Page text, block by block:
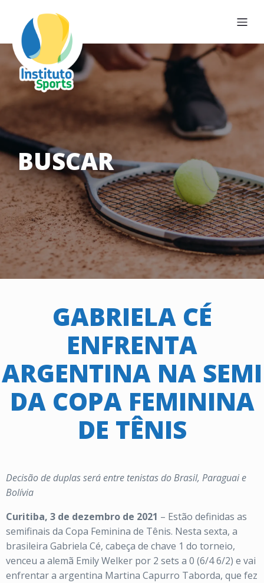
BUSCAR
GABRIELA CÉ
ENFRENTA
ARGENTINA NA SEMI
DA COPA FEMININA
DE TÊNIS
Decisão de duplas será entre tenistas do Brasil, Paraguai e
Bolívia
Curitiba, 3 de dezembro de 2021 – Estão definidas as
semifinais da Copa Feminina de Tênis. Nesta sexta, a
brasileira Gabriela Cé, cabeça de chave 1 do torneio,
venceu a alemã Emily Welker por 2 sets a 0 (6/4 6/2) e vai
enfrentar a argentina Martina Capurro Taborda, que fez